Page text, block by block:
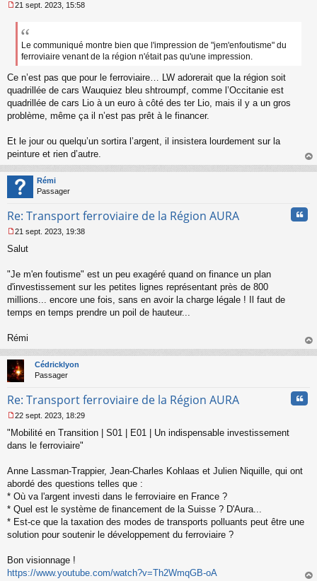
e
g
e
n
n
l
21 sept. 2023, 15:58
Le communiqué montre bien que l'impression de "jem'enfoutisme" du
ferroviaire venant de la région n'était pas qu'une impression.
Ce n’est pas que pour le ferroviaire… LW adorerait que la région soit
quadrillée de cars Wauquiez bleu shtroumpf, comme l’Occitanie est
quadrillée de cars Lio à un euro à côté des ter Lio, mais il y a un gros
problème, même ça il n’est pas prêt à le financer.
Et le jour ou quelqu’un sortira l’argent, il insistera lourdement sur la
peinture et rien d’autre.
au
Rémi
Passager
Re: Transport ferroviaire de la Région AURA
e
s
g
e
n
n
u
21 sept. 2023, 19:38
Salut
"Je m'en foutisme" est un peu exagéré quand on finance un plan
d'investissement sur les petites lignes représentant près de 800
millions... encore une fois, sans en avoir la charge légale ! Il faut de
temps en temps prendre un poil de hauteur...
Rémi
au
Cédricklyon
Passager
Re: Transport ferroviaire de la Région AURA
e
s
g
e
n
o
n
u
22 sept. 2023, 18:29
"Mobilité en Transition | S01 | E01 | Un indispensable investissement
dans le ferroviaire"
Anne Lassman-Trappier, Jean-Charles Kohlaas et Julien Niquille, qui ont
abordé des questions telles que :
* Où va l'argent investi dans le ferroviaire en France ?
* Quel est le système de financement de la Suisse ? D'Aura...
* Est-ce que la taxation des modes de transports polluants peut être une
solution pour soutenir le développement du ferroviaire ?
Bon visionnage !
https://www.youtube.com/watch?v=Th2WmqGB-oA